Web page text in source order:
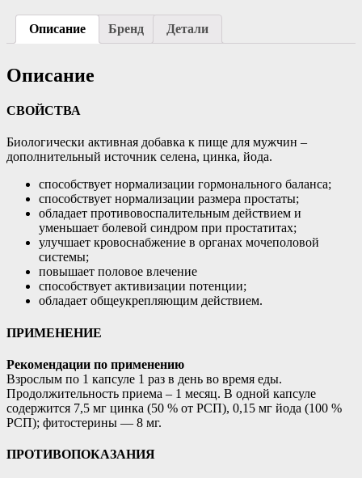
Описание Бренд Детали
Описание
СВОЙСТВА
Биологически активная добавка к пище для мужчин –
дополнительный источник селена, цинка, йода.
способствует нормализации гормонального баланса;
способствует нормализации размера простаты;
обладает противовоспалительным действием и
уменьшает болевой синдром при простатитах;
улучшает кровоснабжение в органах мочеполовой
системы;
повышает половое влечение
способствует активизации потенции;
обладает общеукрепляющим действием.
ПРИМЕНЕНИЕ
Рекомендации по применению
Взрослым по 1 капсуле 1 раз в день во время еды.
Продолжительность приема – 1 месяц. В одной капсуле
содержится 7,5 мг цинка (50 % от РСП), 0,15 мг йода (100 %
РСП); фитостерины — 8 мг.
ПРОТИВОПОКАЗАНИЯ